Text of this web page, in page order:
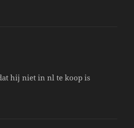
hij niet in nl te koop is